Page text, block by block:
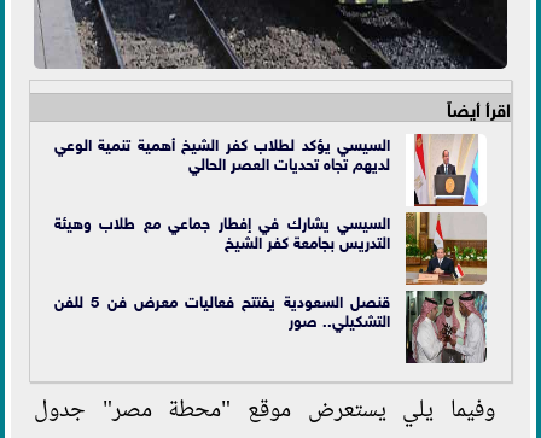
اقرأ أيضاً
السيسي يؤكد لطلاب كفر الشيخ أهمية تنمية الوعي
لديهم تجاه تحديات العصر الحالي
السيسي يشارك في إفطار جماعي مع طلاب وهيئة
التدريس بجامعة كفر الشيخ
قنصل السعودية يفتتح فعاليات معرض فن 5 للفن
التشكيلي.. صور
وفيما يلي يستعرض موقع "محطة مصر" جدول